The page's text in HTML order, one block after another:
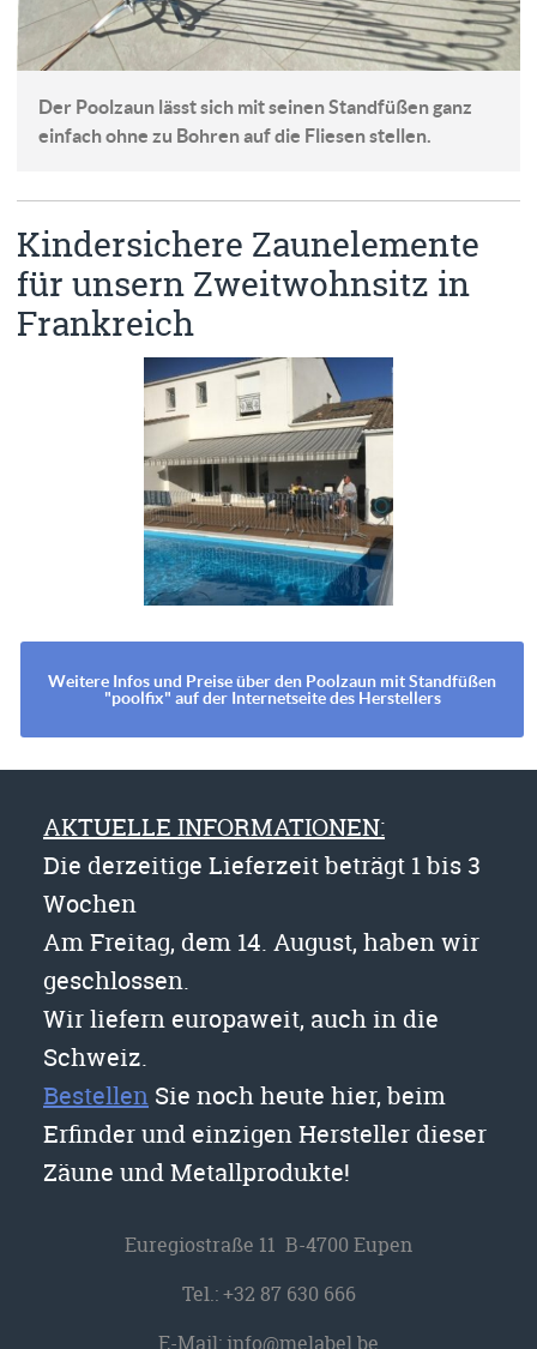
Der Poolzaun lässt sich mit seinen Standfüßen ganz
einfach ohne zu Bohren auf die Fliesen stellen.
Kindersichere Zaunelemente
für unsern Zweitwohnsitz in
Frankreich
Weitere Infos und Preise über den Poolzaun mit Standfüßen
"poolfix" auf der Internetseite des Herstellers
AKTUELLE INFORMATIONEN:
Die derzeitige Lieferzeit beträgt 1 bis 3
Wochen
Am Freitag, dem 14. August, haben wir
geschlossen.
Wir liefern europaweit, auch in die
Schweiz.
Bestellen Sie noch heute hier, beim
Erfinder und einzigen Hersteller dieser
Zäune und Metallprodukte!
Euregiostraße 11 B-4700 Eupen
Tel.:+32 87 630 666
E-Mail:info@melabel.be